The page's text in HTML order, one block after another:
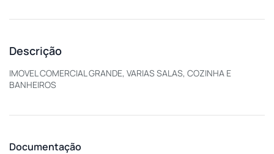
Descrição
IMOVEL COMERCIAL GRANDE, VARIAS SALAS, COZINHA E
BANHEIROS
Documentação